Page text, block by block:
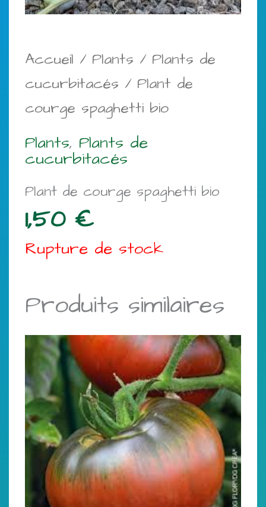
Accueil / Plants / Plants de
cucurbitacés / Plant de
courge spaghetti bio
Plants, Plants de
cucurbitacés
Plant de courge spaghetti bio
1,50€
Rupture de stock
Produits similaires